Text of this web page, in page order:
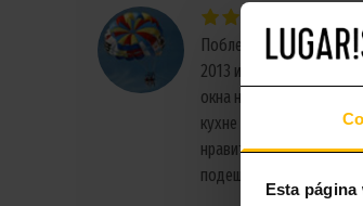
Esta página
Побленоу. Это уже
2013 и 2014 гг.) Номер в
окна на пешеходную
кухне было гораздо
нравится своим
подешевле